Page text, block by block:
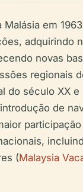
em
adquirindo
novas
regionais
do século XX
de
(Malaysia